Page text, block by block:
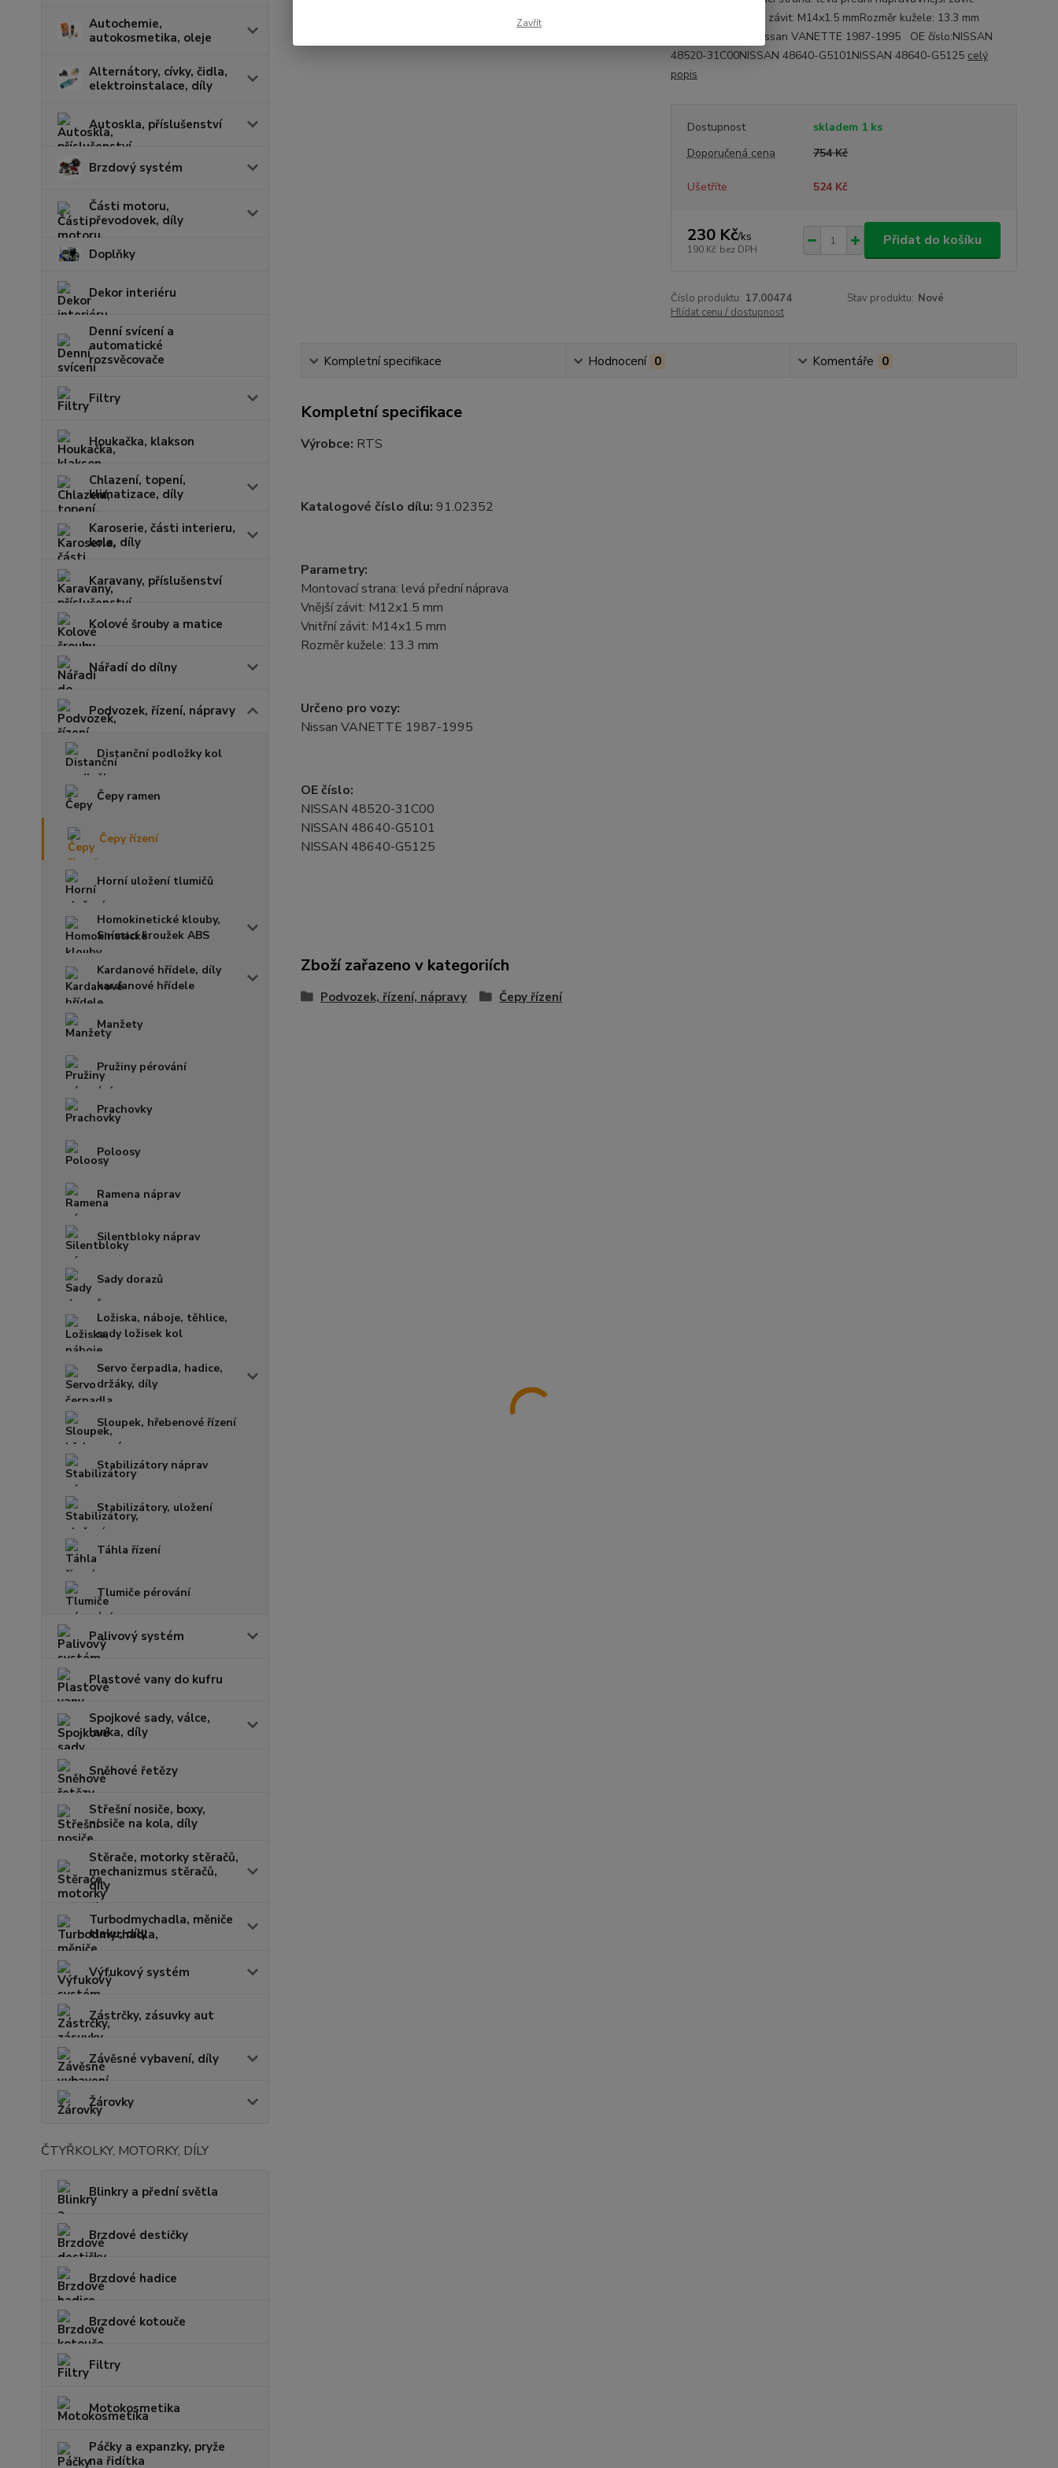
Autochemie,
autokosmetika, oleje
Alternátory, cívky, čidla,
elektroinstalace, díly
Autoskla, příslušenství
Brzdový systém
Části motoru,
převodovek, díly
Doplňky
Dekor interiéru
Denní svícení a
automatické
rozsvěcovače
Filtry
Houkačka, klakson
Chlazení, topení,
klimatizace, díly
Karoserie, části interieru,
kola, díly
Karavany, příslušenství
Kolové šrouby a matice
Nářadí do dílny
Podvozek, řízení, nápravy
Distanční podložky kol
Čepy ramen
Čepy řízení
Horní uložení tlumičů
Homokinetické klouby,
Snímací kroužek ABS
Kardanové hřídele, díly
kardanové hřídele
Manžety
Pružiny pérování
Prachovky
Poloosy
Ramena náprav
Silentbloky náprav
Sady dorazů
Ložiska, náboje, těhlice,
sady ložisek kol
Servo čerpadla, hadice,
držáky, díly
Sloupek, hřebenové řízení
Stabilizátory náprav
Stabilizátory, uložení
Táhla řízení
Tlumiče pérování
Palivový systém
Plastové vany do kufru
Spojkové sady, válce,
lanka, díly
Sněhové řetězy
Střešní nosiče, boxy,
nosiče na kola, díly
Stěrače, motorky stěračů,
mechanizmus stěračů,
díly
Turbodmychadla, měniče
tlaku, díly
Výfukový systém
Zástrčky, zásuvky aut
Závěsné vybavení, díly
Žárovky
ČTYŘKOLKY, MOTORKY, DÍLY
Blinkry a přední světla
Brzdové destičky
Brzdové hadice
Brzdové kotouče
Filtry
Motokosmetika
Páčky a expanzky, pryže
na řidítka
M12x1.5 mmVnitřní závit: M14x1.5 mmRozměr kužele: 13.3 mm
Určeno pro vozy:Nissan VANETTE 1987-1995 OE číslo:NISSAN
48520-31C00NISSAN 48640-G5101NISSAN 48640-G5125 celý
popis
Dostupnost
skladem 1 ks
Doporučená cena
754 Kč
Ušetříte 524 Kč
230 Kč/ks
190 Kč bez DPH
Přidat do košíku
Číslo produktu: 17.00474 Stav produktu: Nové
Hlídat cenu / dostupnost
Kompletní specifikace Hodnocení 0 Komentáře 0
Kompletní specifikace
Výrobce: RTS
Katalogové číslo dílu: 91.02352
Parametry:
Montovací strana: levá přední náprava
Vnější závit: M12x1.5 mm
Vnitřní závit: M14x1.5 mm
Rozměr kužele: 13.3 mm
Určeno pro vozy:
Nissan VANETTE 1987-1995
OE číslo:
NISSAN 48520-31C00
NISSAN 48640-G5101
NISSAN 48640-G5125
Zboží zařazeno v kategoriích
Podvozek, řízení, nápravy Čepy řízení
Zavřít